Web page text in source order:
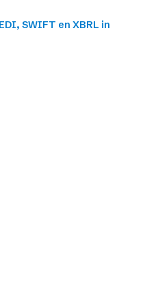
SWIFT en XBRL in